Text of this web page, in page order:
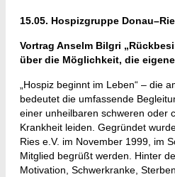
15.05. Hospizgruppe
Vortrag Anselm Bilgri
über die Möglichkeit, die
„Hospiz beginnt im Leben“ – die
bedeutet die umfassende
einer unheilbaren schweren oder
Krankheit leiden. Gegründet
Ries e.V. im November 1999, im
Mitglied begrüßt werden. Hinter
Motivation, Schwerkranke,